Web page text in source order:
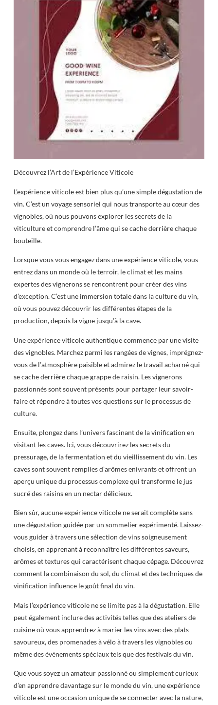
Découvrez l’Art de l’Expérience Viticole
L’expérience viticole est bien plus qu’une simple dégustation de
vin. C’est un voyage sensoriel qui nous transporte au cœur des
vignobles, où nous pouvons explorer les secrets de la
viticulture et comprendre l’âme qui se cache derrière chaque
bouteille.
Lorsque vous vous engagez dans une expérience viticole, vous
entrez dans un monde où le terroir, le climat et les mains
expertes des vignerons se rencontrent pour créer des vins
d’exception. C’est une immersion totale dans la culture du vin,
où vous pouvez découvrir les différentes étapes de la
production, depuis la vigne jusqu’à la cave.
Une expérience viticole authentique commence par une visite
des vignobles. Marchez parmi les rangées de vignes, imprégnez-
vous de l’atmosphère paisible et admirez le travail acharné qui
se cache derrière chaque grappe de raisin. Les vignerons
passionnés sont souvent présents pour partager leur savoir-
faire et répondre à toutes vos questions sur le processus de
culture.
Ensuite, plongez dans l’univers fascinant de la vinification en
visitant les caves. Ici, vous découvrirez les secrets du
pressurage, de la fermentation et du vieillissement du vin. Les
caves sont souvent remplies d’arômes enivrants et offrent un
aperçu unique du processus complexe qui transforme le jus
sucré des raisins en un nectar délicieux.
Bien sûr, aucune expérience viticole ne serait complète sans
une dégustation guidée par un sommelier expérimenté. Laissez-
vous guider à travers une sélection de vins soigneusement
choisis, en apprenant à reconnaître les différentes saveurs,
arômes et textures qui caractérisent chaque cépage. Découvrez
comment la combinaison du sol, du climat et des techniques de
vinification influence le goût final du vin.
Mais l’expérience viticole ne se limite pas à la dégustation. Elle
peut également inclure des activités telles que des ateliers de
cuisine où vous apprendrez à marier les vins avec des plats
savoureux, des promenades à vélo à travers les vignobles ou
même des événements spéciaux tels que des festivals du vin.
Que vous soyez un amateur passionné ou simplement curieux
d’en apprendre davantage sur le monde du vin, une expérience
viticole est une occasion unique de se connecter avec la nature,